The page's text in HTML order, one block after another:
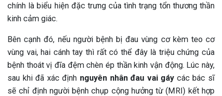
chính là biểu hiện đặc trưng của tình trạng tổn thương thần
kinh cảm giác.
Bên cạnh đó, nếu người bệnh bị đau vùng cơ kèm teo cơ
vùng vai, hai cánh tay thì rất có thể đây là triệu chứng của
bệnh thoát vị đĩa đệm chèn ép thần kinh vận động. Lúc này,
sau khi đã xác định nguyên nhân đau vai gáycác bác sĩ
sẽ chỉ định người bệnh chụp cộng hưởng từ (MRI) kết hợp